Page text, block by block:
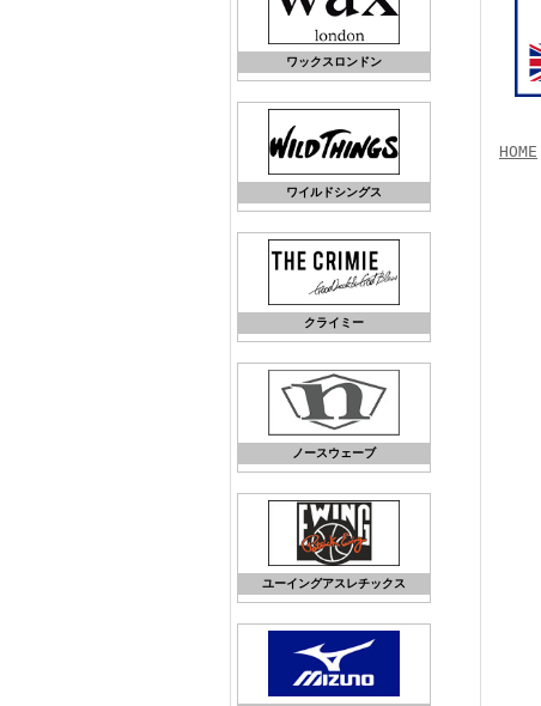
ワックスロンドン
ワイルドシングス
クライミー
ノースウェーブ
ユーイングアスレチックス
HOME